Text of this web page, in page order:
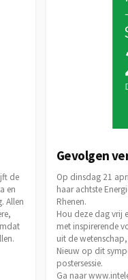
de
en
Allen
Gevolgen
Op dinsdag 21
haar achtste
Rhenen.
Hou deze dag vrij
met inspirerende
uit de
Nieuw op dit
postersessie.
Ga naar